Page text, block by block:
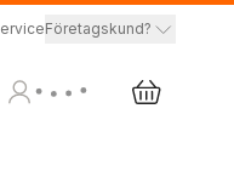
Företagskund?